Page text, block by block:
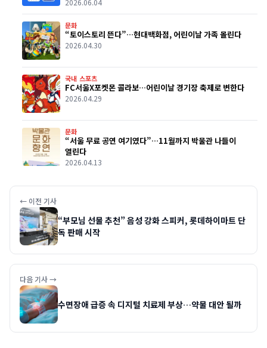
2026.06.04
문화
“토이스토리 뜬다”…현대백화점, 어린이날 가족 몰린다
2026.04.30
국내 스포츠
FC서울X포켓몬 콜라보…어린이날 경기장 축제로 변한다
2026.04.29
문화
“서울 무료 공연 여기였다”…11월까지 박물관 나들이
열린다
2026.04.13
← 이전 기사
“부모님 선물 추천” 음성 강화 스피커, 롯데하이마트 단
독 판매 시작
다음 기사 →
수면장애 급증 속 디지털 치료제 부상…약물 대안 될까